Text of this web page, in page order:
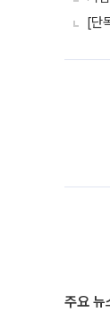
[단
주요 뉴